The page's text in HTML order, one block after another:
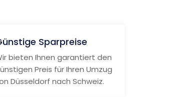
Sparpreise
bieten Ihnen garantiert den
Preis für Ihren Umzug
Düsseldorf nach Schweiz.